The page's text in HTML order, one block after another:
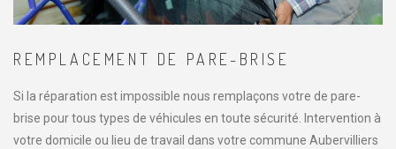
REMPLACEMENT DE PARE-BRISE
Si la réparation est impossible nous remplaçons votre de pare-
brise pour tous types de véhicules en toute sécurité. Intervention à
votre domicile ou lieu de travail dans votre commune Aubervilliers